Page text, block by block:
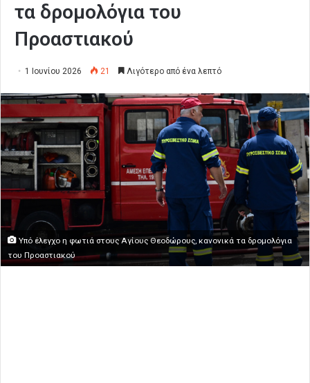
τα δρομολόγια του
Προαστιακού
1 Ιουνίου 2026 21 Λιγότερο από ένα λεπτό
Υπό έλεγχο η φωτιά στους Αγίους Θεοδώρους, κανονικά τα δρομολόγια
του Προαστιακού